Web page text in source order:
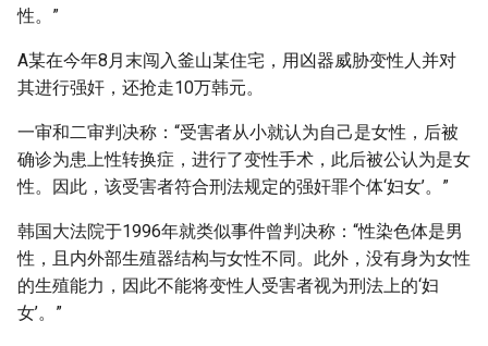
a
r
c
h
性。”
A某在今年8月末闯入釜山某住宅，用凶器威胁变性人并对
其进行强奸，还抢走10万韩元。
一审和二审判决称：“受害者从小就认为自己是女性，后被
确诊为患上性转换症，进行了变性手术，此后被公认为是女
性。因此，该受害者符合刑法规定的强奸罪个体‘妇女’。”
韩国大法院于1996年就类似事件曾判决称：“性染色体是男
性，且内外部生殖器结构与女性不同。此外，没有身为女性
的生殖能力，因此不能将变性人受害者视为刑法上的‘妇
女’。”